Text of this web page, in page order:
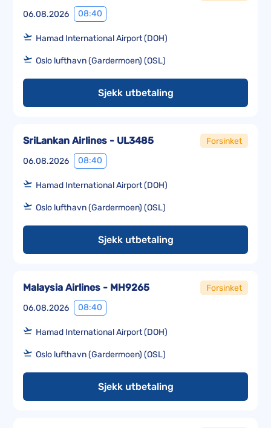
06.08.2026 08:40
Hamad International Airport (DOH)
Oslo lufthavn (Gardermoen) (OSL)
Sjekk utbetaling
06.08.2026 08:40
SriLankan Airlines - UL3485 Forsinket
Hamad International Airport (DOH)
Oslo lufthavn (Gardermoen) (OSL)
Sjekk utbetaling
06.08.2026 08:40
Malaysia Airlines - MH9265 Forsinket
Hamad International Airport (DOH)
Oslo lufthavn (Gardermoen) (OSL)
Sjekk utbetaling